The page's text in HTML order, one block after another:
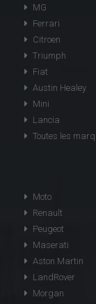
MG
Ferrari
Citroen
Triumph
Fiat
Austin Healey
Mini
Lancia
Toutes les
Moto
Renault
Peugeot
Maserati
Aston Martin
LandRover
Morgan